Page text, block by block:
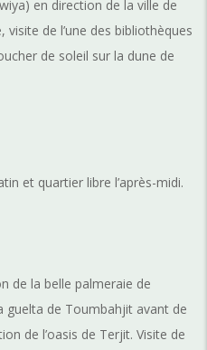
en direction de la ville de
visite de l’une des bibliothèques
de soleil sur la dune de
et quartier libre l’après-midi.
de la belle palmeraie de
guelta de Toumbahjit avant de
de l’oasis de Terjit. Visite de